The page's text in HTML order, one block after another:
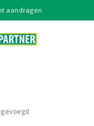
aandragen